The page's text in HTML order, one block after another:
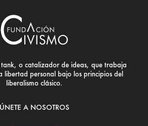
tank, o catalizador de ideas, que trabaja
libertad personal bajo los principios del
liberalismo clásico.
ÚNETE A NOSOTROS